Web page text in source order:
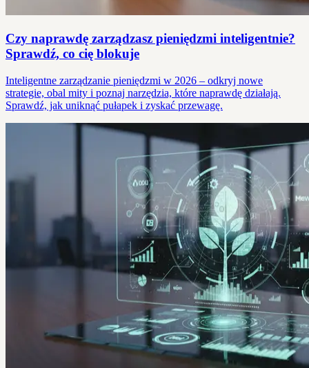
Czy naprawdę zarządzasz pieniędzmi inteligentnie?
Sprawdź, co cię blokuje
Inteligentne zarządzanie pieniędzmi w 2026 – odkryj nowe
strategie, obal mity i poznaj narzędzia, które naprawdę działają.
Sprawdź, jak uniknąć pułapek i zyskać przewagę.